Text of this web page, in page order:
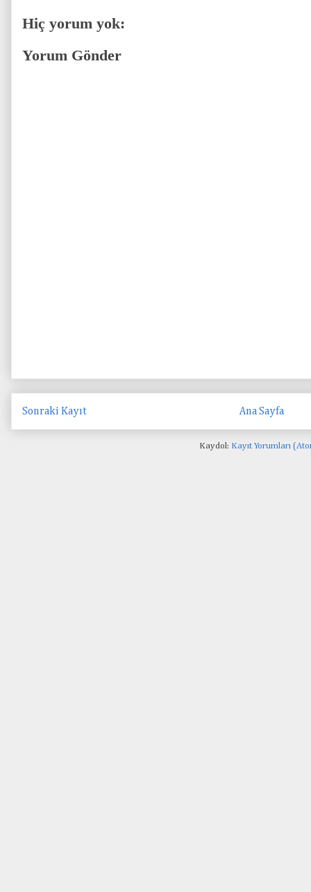
Hiç yorum yok:
Yorum Gönder
Sonraki Kayıt Ana Sayfa
Kaydol: Kayıt Yorumları